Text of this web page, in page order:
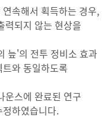
속해서 획득하는 경우,
력되지 않는 현상을
늪'의 전투 정비소 효과
와 동일하도록
운스에 완료된 연구
하였습니다.